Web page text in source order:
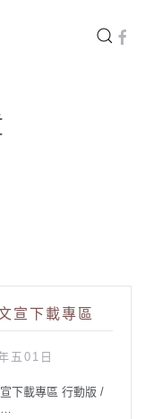
宣下載專區
五01日
下載專區 行動版 /